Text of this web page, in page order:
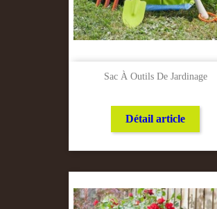
Sac À Outils De Jardinage
Détail article